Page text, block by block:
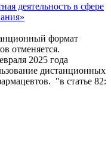
деятельность в сфере
формат
отменяется.
2025 года
дистанционных
"в статье 82: